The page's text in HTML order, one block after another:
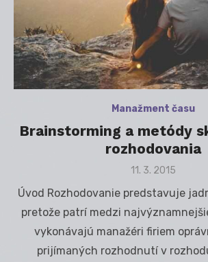
Manažment času
Brainstorming a metódy
rozhodovania
Posted
11. 3. 2015
Úvod Rozhodovanie predstavuje
pretože patrí medzi
vykonávajú manažéri firiem
prijímaných rozhodnutí v